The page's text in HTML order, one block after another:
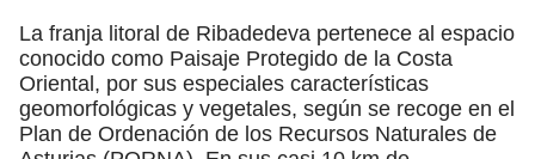
La franja litoral de Ribadedeva pertenece al espacio
conocido como Paisaje Protegido de la Costa
Oriental, por sus especiales características
geomorfológicas y vegetales, según se recoge en el
Plan de Ordenación de los Recursos Naturales de